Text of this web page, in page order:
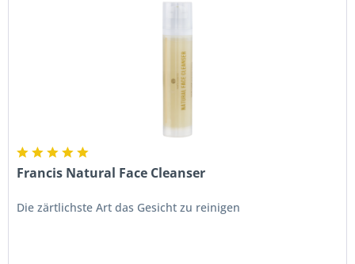
Francis Natural Face Cleanser
Die zärtlichste Art das Gesicht zu reinigen